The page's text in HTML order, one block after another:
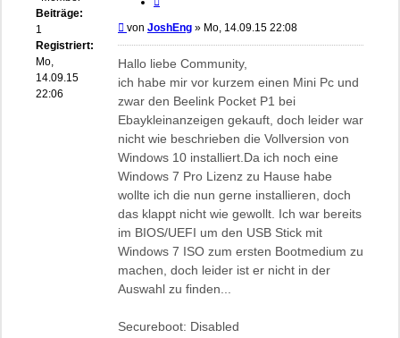
Beiträge:
1
Registriert:
Mo,
14.09.15
22:06
Beitrag
von JoshEng » Mo, 14.09.15 22:08
Hallo liebe Community,
ich habe mir vor kurzem einen Mini Pc und
zwar den Beelink Pocket P1 bei
Ebaykleinanzeigen gekauft, doch leider war
nicht wie beschrieben die Vollversion von
Windows 10 installiert.Da ich noch eine
Windows 7 Pro Lizenz zu Hause habe
wollte ich die nun gerne installieren, doch
das klappt nicht wie gewollt. Ich war bereits
im BIOS/UEFI um den USB Stick mit
Windows 7 ISO zum ersten Bootmedium zu
machen, doch leider ist er nicht in der
Auswahl zu finden...
Secureboot: Disabled